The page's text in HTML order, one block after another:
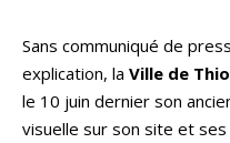
Sans communiqué de
explication, la Ville de
le 10 juin dernier son
visuelle sur son site et